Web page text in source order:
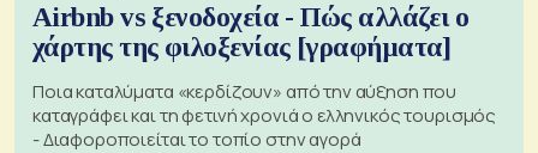
Airbnb vs ξενοδοχεία - Πώς αλλάζει ο
χάρτης της φιλοξενίας [γραφήματα]
Ποια καταλύματα «κερδίζουν» από την αύξηση που
καταγράφει και τη φετινή χρονιά ο ελληνικός τουρισμός
- Διαφοροποιείται το τοπίο στην αγορά